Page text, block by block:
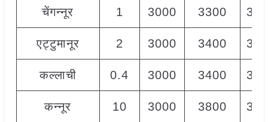
चेंगन्नूर 1 3000 3300
एट्टुमानूर 2 3000 3400
कल्लाची 0.4 3000 3400
कन्नूर 10 3000 3800